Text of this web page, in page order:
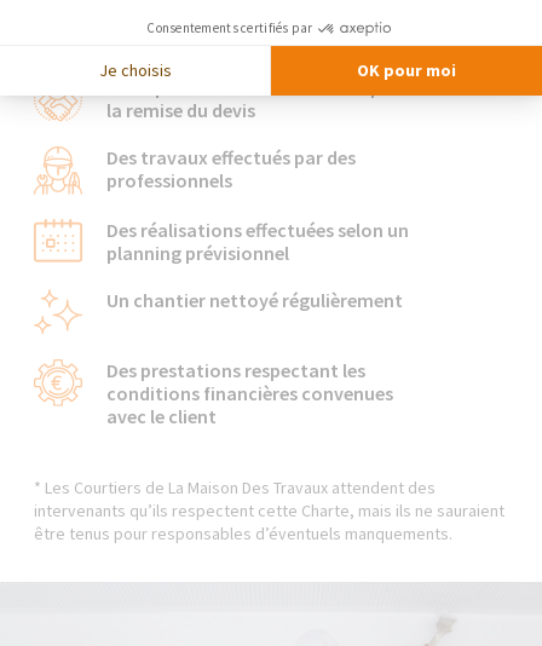
Le respect des délais annoncés pour
la remise du devis
Des travaux effectués par des
professionnels
Des réalisations effectuées selon un
planning prévisionnel
Un chantier nettoyé régulièrement
Des prestations respectant les
conditions financières convenues
avec le client
* Les Courtiers de La Maison Des Travaux attendent des
intervenants qu’ils respectent cette Charte, mais ils ne sauraient
être tenus pour responsables d’éventuels manquements.
Consentements certifiés par
Je choisis OK pour moi